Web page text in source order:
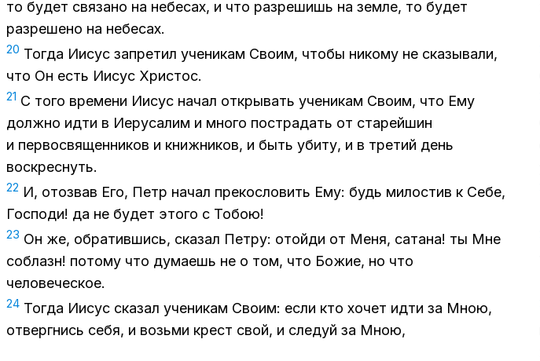
то бу­дет свя­за­но на небе­сах, и что раз­ре­шишь на зем­ле, то бу­дет
раз­ре­ше­но на небе­сах.
20 То­гда Иисус за­пре­тил уче­ни­кам Сво­им, что­бы ни­ко­му не ска­зы­ва­ли,
что Он есть Иисус Хри­стос.
21 С того вре­ме­ни Иисус на­чал от­кры­вать уче­ни­кам Сво­им, что Ему
долж­но идти в Иеру­са­лим и мно­го по­стра­дать от ста­рей­шин
и пер­во­свя­щен­ни­ков и книж­ни­ков, и быть уби­ту, и в тре­тий день
вос­крес­нуть.
22 И, ото­звав Его, Петр на­чал пре­ко­сло­вить Ему: будь ми­ло­стив к Себе,
Гос­по­ди! да не бу­дет это­го с То­бою!
23 Он же, об­ра­тив­шись, ска­зал Пет­ру: отой­ди от Меня, са­та­на! ты Мне
со­блазн! по­то­му что ду­ма­ешь не о том, что Бо­жие, но что
че­ло­ве­че­ское.
24 То­гда Иисус ска­зал уче­ни­кам Сво­им: если кто хо­чет идти за Мною,
от­верг­нись себя, и возь­ми крест свой, и сле­дуй за Мною,